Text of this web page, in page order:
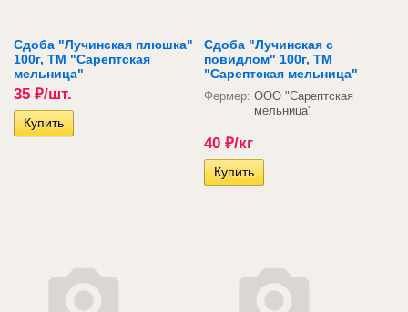
Сдоба "Лучинская плюшка"
100г, ТМ "Сарептская
мельница"
35 ₽/шт.
Сдоба "Лучинская с
повидлом" 100г, ТМ
"Сарептская мельница"
Фермер: ООО "Сарептская
мельница"
40 ₽/кг